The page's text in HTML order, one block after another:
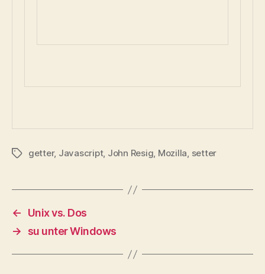
Schlagwörter
getter, Javascript, John Resig, Mozilla, setter
←
Unix vs. Dos
→
su unter Windows